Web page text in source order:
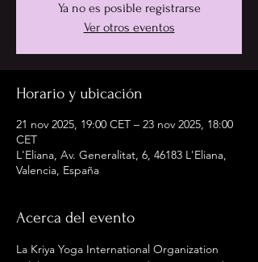
Ya no es posible registrarse
Ver otros eventos
Horario y ubicación
21 nov 2025, 19:00 CET – 23 nov 2025, 18:00
CET
L'Eliana, Av. Generalitat, 6, 46183 L'Eliana,
Valencia, España
Acerca del evento
La Kriya Yoga International Organization